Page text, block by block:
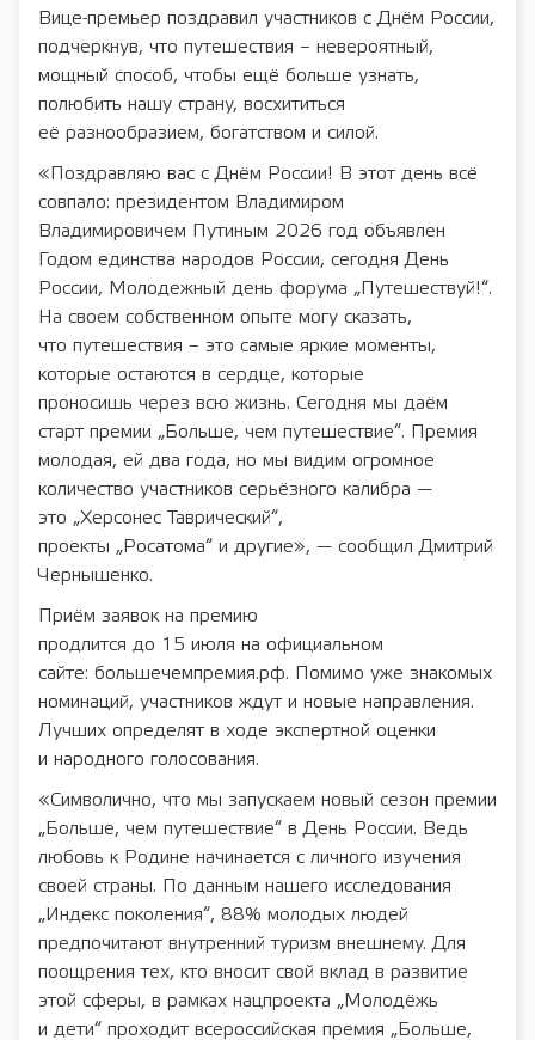
Вице-премьер поздравил участников с Днём России,
подчеркнув, что путешествия – невероятный,
мощный способ, чтобы ещё больше узнать,
полюбить нашу страну, восхититься
её разнообразием, богатством и силой.
«Поздравляю вас с Днём России! В этот день всё
совпало: президентом Владимиром
Владимировичем Путиным 2026 год объявлен
Годом единства народов России, сегодня День
России, Молодежный день форума „Путешествуй!“.
На своем собственном опыте могу сказать,
что путешествия – это самые яркие моменты,
которые остаются в сердце, которые
проносишь через всю жизнь. Сегодня мы даём
старт премии „Больше, чем путешествие“. Премия
молодая, ей два года, но мы видим огромное
количество участников серьёзного калибра —
это „Херсонес Таврический“,
проекты „Росатома“ и другие», — сообщил Дмитрий
Чернышенко.
Приём заявок на премию
продлится до 15 июля на официальном
сайте: большечемпремия.рф. Помимо уже знакомых
номинаций, участников ждут и новые направления.
Лучших определят в ходе экспертной оценки
и народного голосования.
«Символично, что мы запускаем новый сезон премии
„Больше, чем путешествие“ в День России. Ведь
любовь к Родине начинается с личного изучения
своей страны. По данным нашего исследования
„Индекс поколения“, 88% молодых людей
предпочитают внутренний туризм внешнему. Для
поощрения тех, кто вносит свой вклад в развитие
этой сферы, в рамках нацпроекта „Молодёжь
и дети“ проходит всероссийская премия „Больше,